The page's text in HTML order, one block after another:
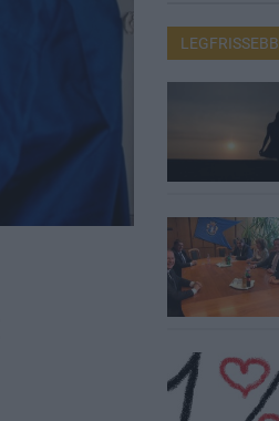
LEGFRISSEBB